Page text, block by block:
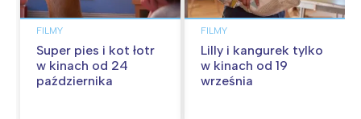
FILMY
Super pies i kot łotr
w kinach od 24
października
FILMY
Lilly i kangurek tylko
w kinach od 19
września